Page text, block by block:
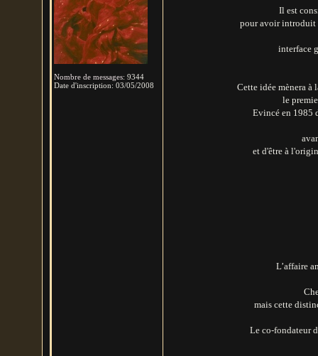
Nombre de messages: 9344
Date d'inscription: 03/05/2008
Il est
pour avoir introduit
interface
Cette idée mènera
le
Evincé en 1985
et d'être à
L’affaire
mais cette
Le co-fondateur